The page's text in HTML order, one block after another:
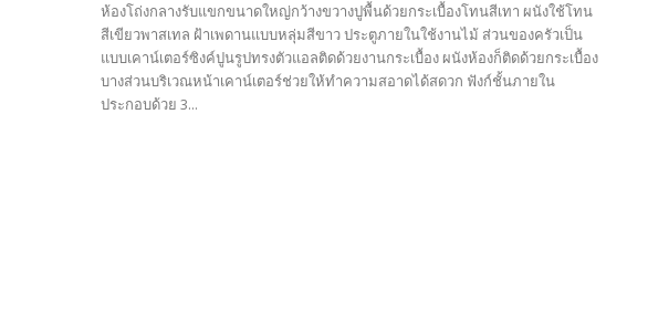
ห้องโถ่งกลางรับแขกขนาดใหญ่กว้างขวางปูพื้นด้วยกระเบื้องโทนสีเทา ผนังใช้โทน
สีเขียวพาสเทล ฝ้าเพดานแบบหลุ่มสีขาว ประตูภายในใช้งานไม้ ส่วนของครัวเป็น
แบบเคาน์เตอร์ซิงค์ปูนรูปทรงตัวแอลติดด้วยงานกระเบื้อง ผนังห้องก็ติดด้วยกระเบื้อง
บางส่วนบริเวณหน้าเคาน์เตอร์ช่วยให้ทำความสอาดได้สดวก ฟังก์ชั้นภายใน
ประกอบด้วย 3...